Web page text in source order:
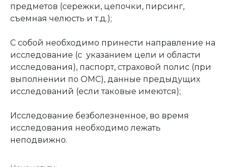
предметов (сережки, цепочки, пирсинг,
съемная челюсть и т.д.);
С собой необходимо принести направление на
исследование (с указанием цели и области
исследования), паспорт, страховой полис (при
выполнении по ОМС), данные предыдущих
исследований (если таковые имеются);
Исследование безболезненное, во время
исследования необходимо лежать
неподвижно.